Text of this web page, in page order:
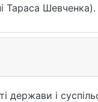
Тараса
22757 (дата
і